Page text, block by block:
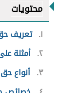
محتويات
١ تعريف
٢ أمثلة
٣ أنواع